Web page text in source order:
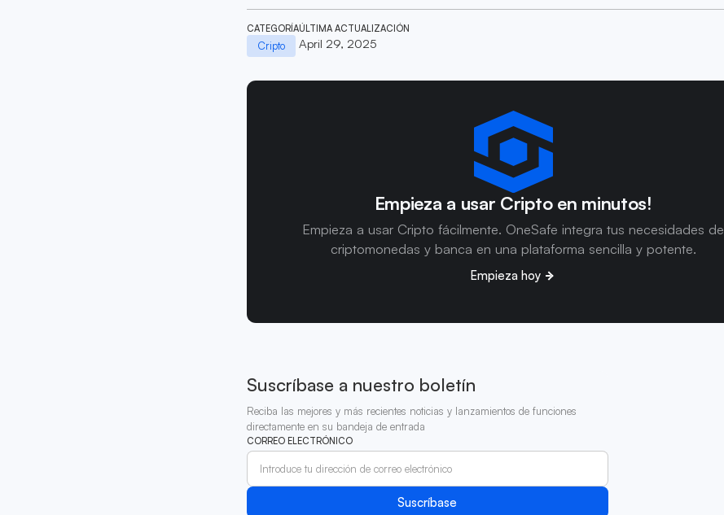
CATEGORÍA
Cripto
ÚLTIMA ACTUALIZACIÓN
April 29, 2025
Empieza a usar Cripto en minutos!
Empieza a usar Cripto fácilmente. OneSafe integra tus necesidades de
criptomonedas y banca en una plataforma sencilla y potente.
Empieza hoy
Suscríbase a nuestro boletín
Reciba las mejores y más recientes noticias y lanzamientos de funciones
directamente en su bandeja de entrada
CORREO ELECTRÓNICO